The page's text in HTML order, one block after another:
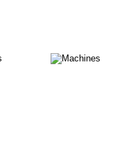
Solang
Untern